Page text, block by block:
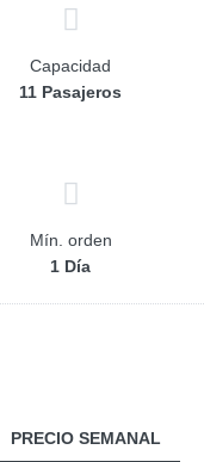
Capacidad
11 Pasajeros
Mín. orden
1 Día
PRECIO SEMANAL